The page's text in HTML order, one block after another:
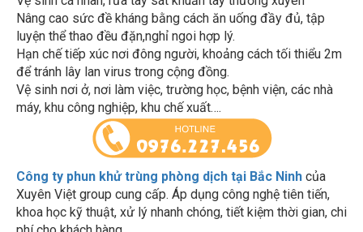
Nâng cao sức đề kháng bằng cách ăn uống đầy đủ, tập
luyện thể thao đều đặn,nghỉ ngoi hợp lý.
Hạn chế tiếp xúc nơi đông người, khoảng cách tối thiểu 2m
để tránh lây lan virus trong cộng đồng.
Vệ sinh nơi ở, nơi làm việc, trường học, bệnh viện, các nhà
máy, khu công nghiệp, khu chế xuất….
Công ty phun khử trùng phòng dịch tại Bắc Ninh
của
Xuyên Việt group cung cấp. Áp dụng công nghệ tiên tiến,
khoa học kỹ thuật, xử lý nhanh chóng, tiết kiệm thời gian, chi
phí cho khách hàng.